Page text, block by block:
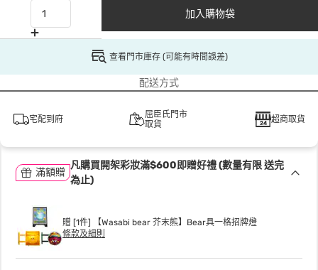
加入購物袋
查看門市庫存 (可能有時間誤差)
配送方式
宅配到府
屈臣氏門市
取貨
超商取貨
滿額贈
凡購買開架彩妝滿$600即贈好禮 (數量有限 送完
為止)
贈 [1件] 【Wasabi bear 芥末熊】Bear具一格招牌燈
條款及細則